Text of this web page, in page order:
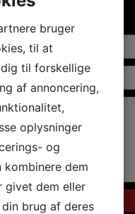
bruger
til at
til forskellige
af annoncering,
oplysninger
og
kombinere dem
givet dem eller
brug af deres